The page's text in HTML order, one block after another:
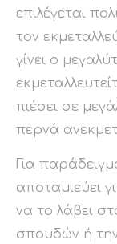
επιλέγεται
τον
γίνει ο
πιέσει σε
περνά
Για
αποταμιεύει
να το λάβει
σπουδών ή